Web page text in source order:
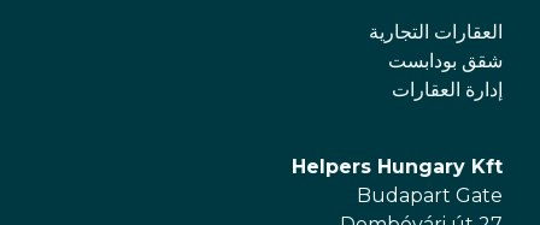
العقارات التجارية
شقق بودابست
إدارة العقارات
Helpers Hungary Kft
Budapart Gate